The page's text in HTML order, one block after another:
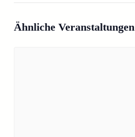
Ähnliche Veranstaltungen